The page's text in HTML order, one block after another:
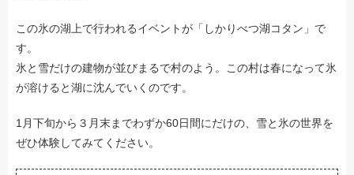
この氷の湖上で行われるイベントが「しかりべつ湖コタン」で
す。
氷と雪だけの建物が並びまるで村のよう。この村は春になって氷
が溶けると湖に沈んでいくのです。
1月下旬から３月末までわずか60日間にだけの、雪と氷の世界を
ぜひ体験してみてください。